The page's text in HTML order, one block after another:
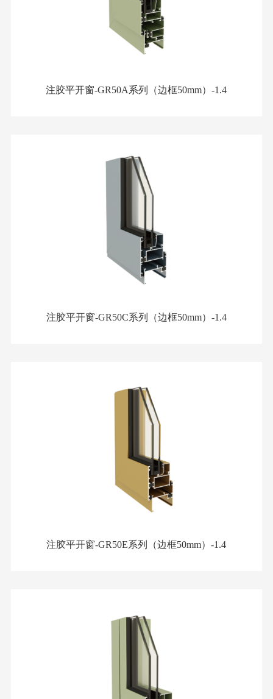
注胶平开窗-GR50A系列（边框50mm）-1.4
注胶平开窗-GR50C系列（边框50mm）-1.4
注胶平开窗-GR50E系列（边框50mm）-1.4